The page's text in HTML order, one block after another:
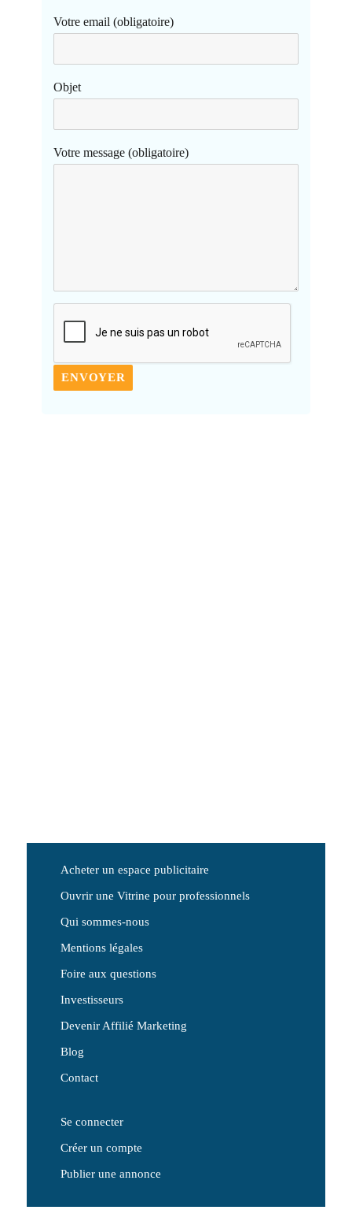
Votre email (obligatoire)
Objet
Votre message (obligatoire)
Acheter un espace publicitaire
Ouvrir une Vitrine pour professionnels
Qui sommes-nous
Mentions légales
Foire aux questions
Investisseurs
Devenir Affilié Marketing
Blog
Contact
Se connecter
Créer un compte
Publier une annonce